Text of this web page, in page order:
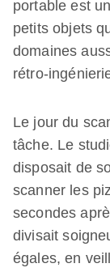
portable est
petits objets
domaines
rétro-
Le jour du
tâche. Le
disposait de
scanner les
secondes
divisait
égales, en